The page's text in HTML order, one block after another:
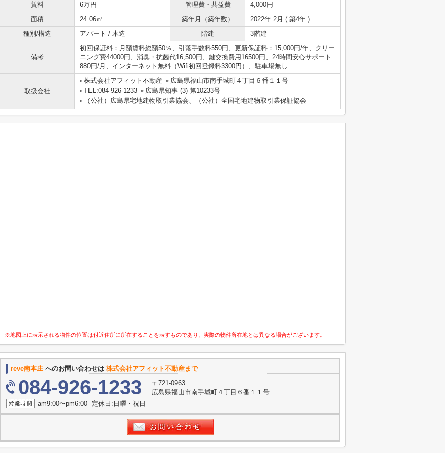
賃料 6万円 管理費・共益費
4,000円
面積
24.06㎡ 築年月（築年数）
2022年 2月 ( 築4年 )
種別/構造
アパート / 木造 階建 3階建
備考
初回保証料：月額賃料総額50％、引落手数料550円、更新保証料：15,000円/年、クリー
ニング費44000円、消臭・抗菌代16,500円、鍵交換費用16500円、24時間安心サポート
880円/月、インターネット無料（Wifi初回登録料3300円）、駐車場無し
取扱会社
株式会社アフィット不動産
広島県福山市南手城町４丁目６番１１号
TEL:084-926-1233
広島県知事 (3) 第10233号
（公社）広島県宅地建物取引業協会、（公社）全国宅地建物取引業保証協会
※地図上に表示される物件の位置は付近住所に所在することを表すものであり、実際の物件所在地とは異なる場合がございます。
reve南本庄 へのお問い合わせは 株式会社アフィット不動産まで
084-926-1233
〒721-0963
広島県福山市南手城町４丁目６番１１号
am9:00〜pm6:00 定休日:日曜・祝日